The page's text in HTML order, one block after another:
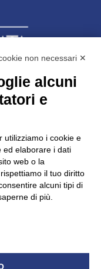
socio
Sondrio
SO-36426
i.v.
non necessari ✕
alcuni
e
utilizziamo i cookie e
ed elaborare i dati
web o la
il tuo diritto
alcuni tipi di
di più.